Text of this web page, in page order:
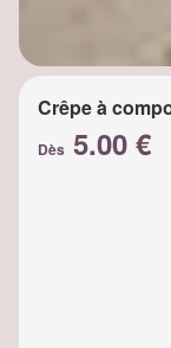
Crêpe à
Dès 5.00 €